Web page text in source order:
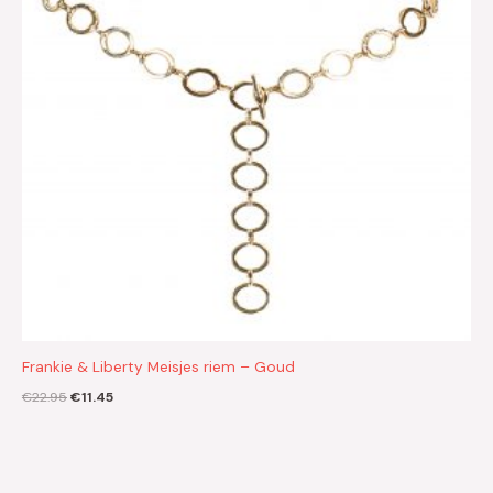
Frankie & Liberty Meisjes riem – Goud
€22.95€11.45